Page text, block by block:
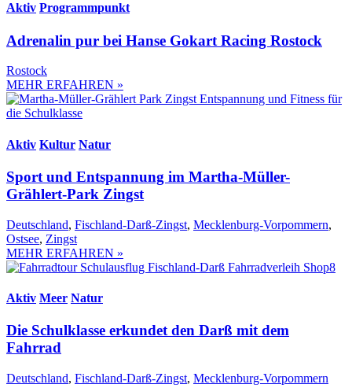
Aktiv Programmpunkt
Adrenalin pur bei Hanse Gokart Racing Rostock
Rostock
MEHR ERFAHREN »
Aktiv Kultur Natur
Sport und Entspannung im Martha-Müller-
Grählert-Park Zingst
Deutschland, Fischland-Darß-Zingst, Mecklenburg-Vorpommern,
Ostsee, Zingst
MEHR ERFAHREN »
Aktiv Meer Natur
Die Schulklasse erkundet den Darß mit dem
Fahrrad
Deutschland, Fischland-Darß-Zingst, Mecklenburg-Vorpommern